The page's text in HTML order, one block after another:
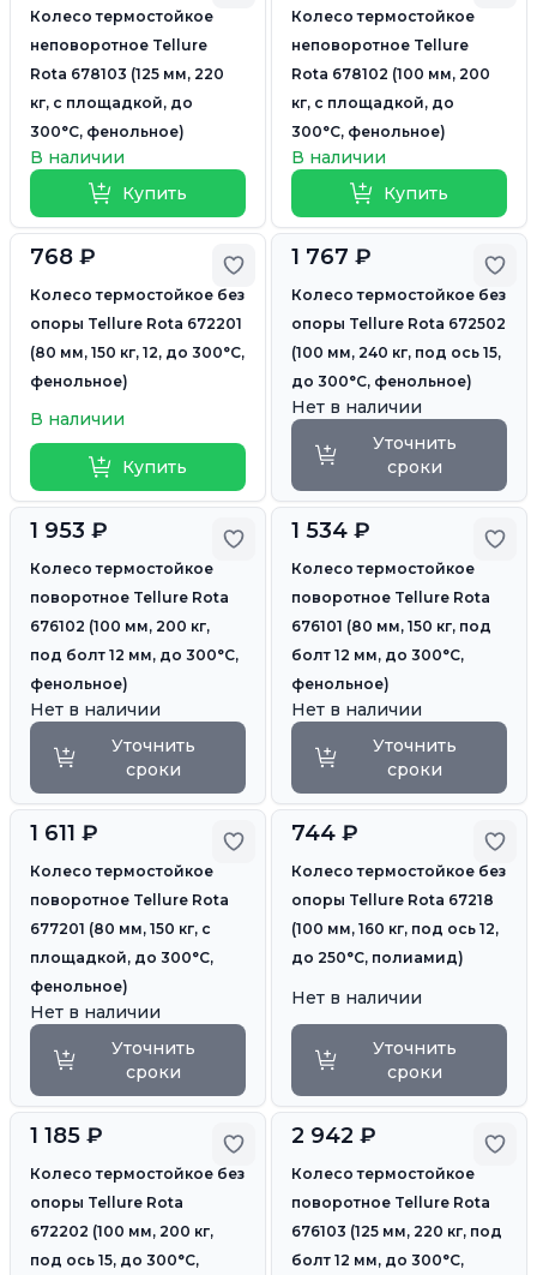
Колесо термостойкое
неповоротное Tellure
Rota 678103 (125 мм, 220
кг, с площадкой, до
300°С, фенольное)
В наличии
Купить
Колесо термостойкое
неповоротное Tellure
Rota 678102 (100 мм, 200
кг, с площадкой, до
300°С, фенольное)
В наличии
Купить
Добавить в избранное
768 ₽
Колесо термостойкое без
опоры Tellure Rota 672201
(80 мм, 150 кг, 12, до 300°С,
фенольное)
В наличии
Купить
1 767 ₽
Колесо термостойкое без
опоры Tellure Rota 672502
(100 мм, 240 кг, под ось 15,
до 300°С, фенольное)
Нет в наличии
Уточнить
сроки
Добавить в избранное
1 953 ₽
Колесо термостойкое
поворотное Tellure Rota
676102 (100 мм, 200 кг,
под болт 12 мм, до 300°С,
фенольное)
Нет в наличии
Уточнить
сроки
1 534 ₽
Колесо термостойкое
поворотное Tellure Rota
676101 (80 мм, 150 кг, под
болт 12 мм, до 300°С,
фенольное)
Нет в наличии
Уточнить
сроки
Добавить в избранное
1 611 ₽
Колесо термостойкое
поворотное Tellure Rota
677201 (80 мм, 150 кг, с
площадкой, до 300°С,
фенольное)
Нет в наличии
Уточнить
сроки
744 ₽
Колесо термостойкое без
опоры Tellure Rota 67218
(100 мм, 160 кг, под ось 12,
до 250°С, полиамид)
Нет в наличии
Уточнить
сроки
Добавить в избранное
1 185 ₽
Колесо термостойкое без
опоры Tellure Rota
672202 (100 мм, 200 кг,
под ось 15, до 300°С,
2 942 ₽
Колесо термостойкое
поворотное Tellure Rota
676103 (125 мм, 220 кг, под
болт 12 мм, до 300°С,